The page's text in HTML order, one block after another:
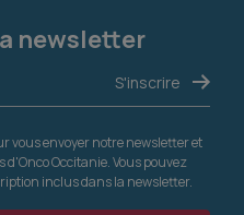
newsletter
vous envoyer notre newsletter et
Occitanie. Vous pouvez
inclus dans la newsletter.